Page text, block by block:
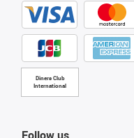
Diners Club
International
Follow us